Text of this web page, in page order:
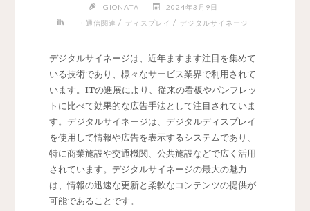
GIONATA
2024年3月9日
IT・通信関連 / ディスプレイ / デジタルサイネージ
デジタルサイネージは、近年ますます注目を集めて
いる技術であり、様々なサービス業界で利用されて
います。 ITの進展により、従来の看板やパンフレッ
トに比べて効果的な広告手法として注目されていま
す。デジタルサイネージは、デジタルディスプレイ
を使用して情報や広告を表示するシステムであり、
特に商業施設や交通機関、公共施設などで広く活用
されています。デジタルサイネージの最大の魅力
は、情報の迅速な更新と柔軟なコンテンツの提供が
可能であることです。